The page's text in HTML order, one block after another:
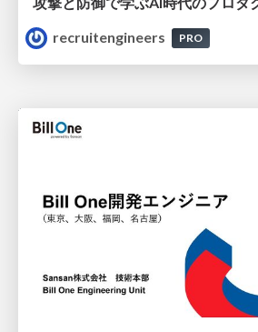
recruitengineers
PRO